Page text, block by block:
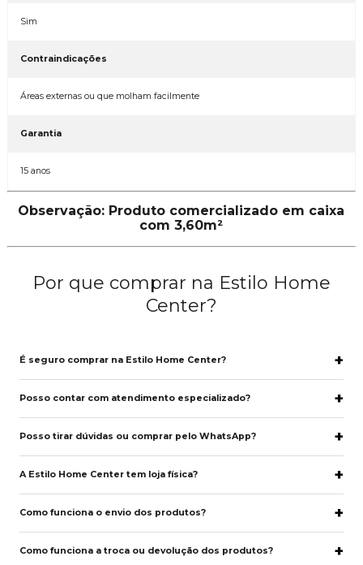
Sim
Contraindicações
Áreas externas ou que molham facilmente
Garantia
15 anos
Observação: Produto comercializado em caixa
com 3,60m²
Por que comprar na Estilo Home
Center?
É seguro comprar na Estilo Home Center?
Posso contar com atendimento especializado?
Posso tirar dúvidas ou comprar pelo WhatsApp?
A Estilo Home Center tem loja física?
Como funciona o envio dos produtos?
Como funciona a troca ou devolução dos produtos?